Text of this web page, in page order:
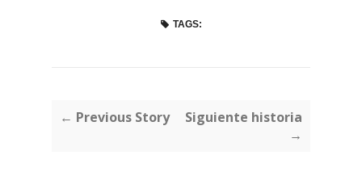
TAGS:
← Previous Story
Siguiente historia
→